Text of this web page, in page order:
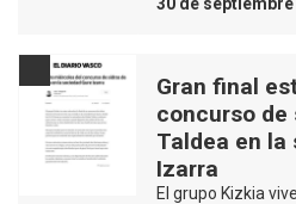
Gran final
concurso de
Taldea en la
Izarra
El grupo Kizkia